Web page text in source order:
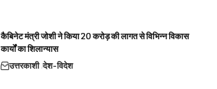
कैबिनेट मंत्री जोशी ने किया 20 करोड़ की लागत से विभिन्न विकास
कार्यों का शिलान्यास
उत्तरकाशी देश-विदेश